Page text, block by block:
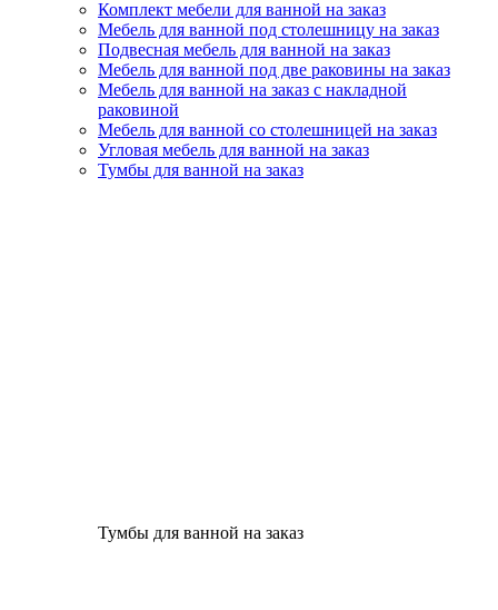
Комплект мебели для ванной на заказ
Мебель для ванной под столешницу на заказ
Подвесная мебель для ванной на заказ
Мебель для ванной под две раковины на заказ
Мебель для ванной на заказ с накладной
раковиной
Мебель для ванной со столешницей на заказ
Угловая мебель для ванной на заказ
Тумбы для ванной на заказ
Тумбы для ванной на заказ